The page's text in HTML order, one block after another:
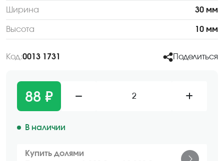
Ширина 30 мм
Высота 10 мм
Код:0013 1731 Поделиться
88 ₽ 2
В наличии
Купить долями